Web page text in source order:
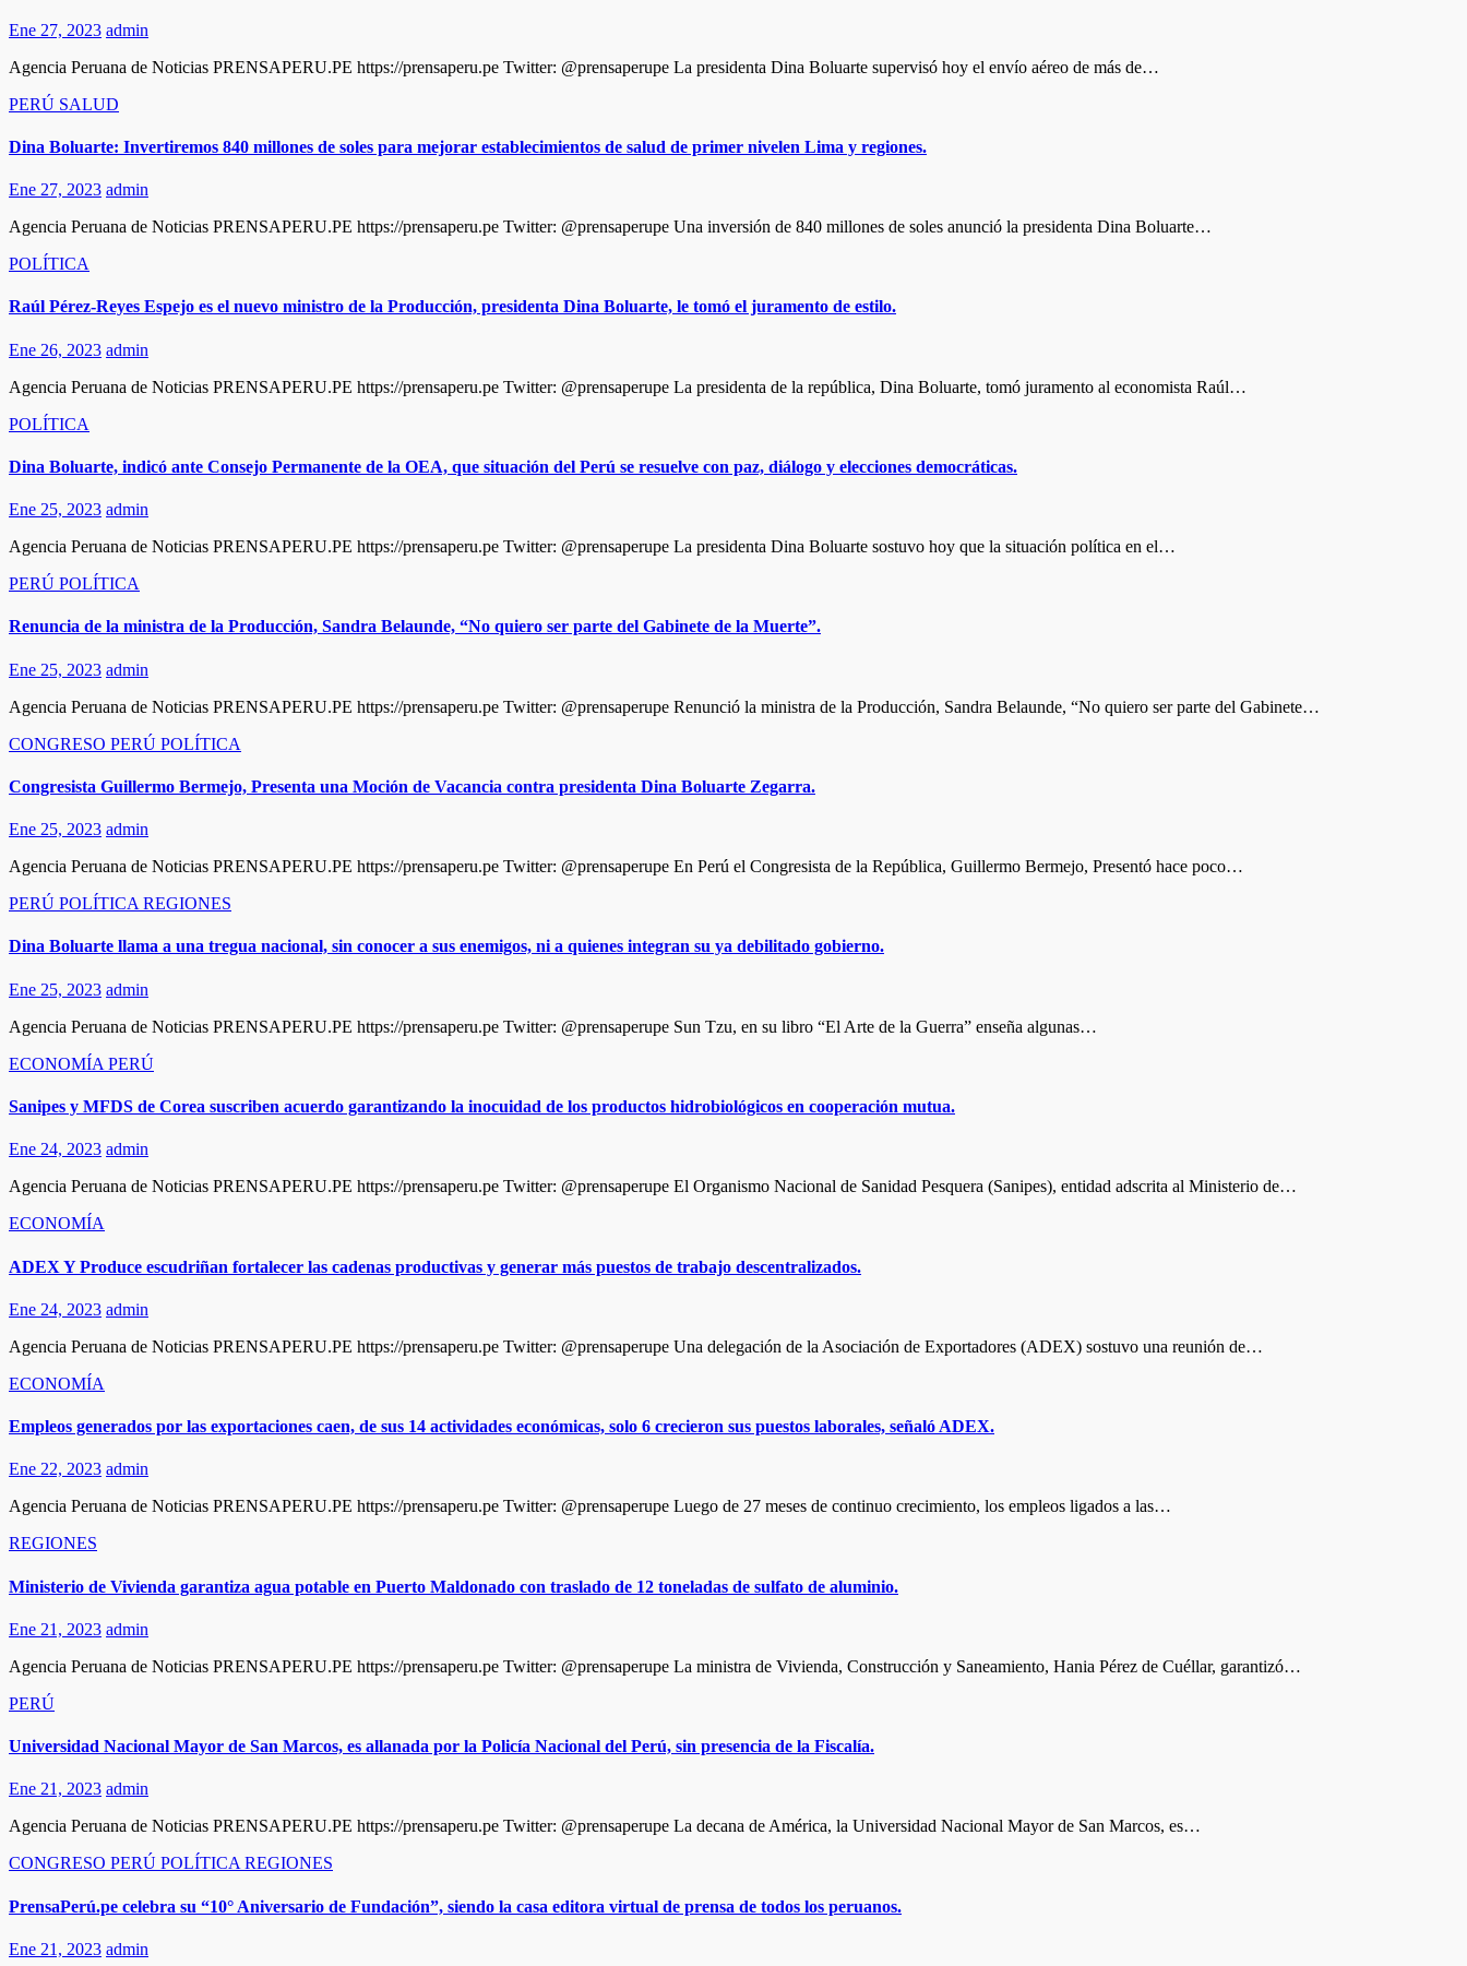
Ene 27, 2023 admin
Agencia Peruana de Noticias PRENSAPERU.PE https://prensaperu.pe Twitter: @prensaperupe La presidenta Dina Boluarte supervisó hoy el envío aéreo de más de…
PERÚ SALUD
Dina Boluarte: Invertiremos 840 millones de soles para mejorar establecimientos de salud de primer nivelen Lima y regiones.
Ene 27, 2023 admin
Agencia Peruana de Noticias PRENSAPERU.PE https://prensaperu.pe Twitter: @prensaperupe Una inversión de 840 millones de soles anunció la presidenta Dina Boluarte…
POLÍTICA
Raúl Pérez-Reyes Espejo es el nuevo ministro de la Producción, presidenta Dina Boluarte, le tomó el juramento de estilo.
Ene 26, 2023 admin
Agencia Peruana de Noticias PRENSAPERU.PE https://prensaperu.pe Twitter: @prensaperupe La presidenta de la república, Dina Boluarte, tomó juramento al economista Raúl…
POLÍTICA
Dina Boluarte, indicó ante Consejo Permanente de la OEA, que situación del Perú se resuelve con paz, diálogo y elecciones democráticas.
Ene 25, 2023 admin
Agencia Peruana de Noticias PRENSAPERU.PE https://prensaperu.pe Twitter: @prensaperupe La presidenta Dina Boluarte sostuvo hoy que la situación política en el…
PERÚ POLÍTICA
Renuncia de la ministra de la Producción, Sandra Belaunde, “No quiero ser parte del Gabinete de la Muerte”.
Ene 25, 2023 admin
Agencia Peruana de Noticias PRENSAPERU.PE https://prensaperu.pe Twitter: @prensaperupe Renunció la ministra de la Producción, Sandra Belaunde, “No quiero ser parte del Gabinete…
CONGRESO PERÚ POLÍTICA
Congresista Guillermo Bermejo, Presenta una Moción de Vacancia contra presidenta Dina Boluarte Zegarra.
Ene 25, 2023 admin
Agencia Peruana de Noticias PRENSAPERU.PE https://prensaperu.pe Twitter: @prensaperupe En Perú el Congresista de la República, Guillermo Bermejo, Presentó hace poco…
PERÚ POLÍTICA REGIONES
Dina Boluarte llama a una tregua nacional, sin conocer a sus enemigos, ni a quienes integran su ya debilitado gobierno.
Ene 25, 2023 admin
Agencia Peruana de Noticias PRENSAPERU.PE https://prensaperu.pe Twitter: @prensaperupe Sun Tzu, en su libro “El Arte de la Guerra” enseña algunas…
ECONOMÍA PERÚ
Sanipes y MFDS de Corea suscriben acuerdo garantizando la inocuidad de los productos hidrobiológicos en cooperación mutua.
Ene 24, 2023 admin
Agencia Peruana de Noticias PRENSAPERU.PE https://prensaperu.pe Twitter: @prensaperupe El Organismo Nacional de Sanidad Pesquera (Sanipes), entidad adscrita al Ministerio de…
ECONOMÍA
ADEX Y Produce escudriñan fortalecer las cadenas productivas y generar más puestos de trabajo descentralizados.
Ene 24, 2023 admin
Agencia Peruana de Noticias PRENSAPERU.PE https://prensaperu.pe Twitter: @prensaperupe Una delegación de la Asociación de Exportadores (ADEX) sostuvo una reunión de…
ECONOMÍA
Empleos generados por las exportaciones caen, de sus 14 actividades económicas, solo 6 crecieron sus puestos laborales, señaló ADEX.
Ene 22, 2023 admin
Agencia Peruana de Noticias PRENSAPERU.PE https://prensaperu.pe Twitter: @prensaperupe Luego de 27 meses de continuo crecimiento, los empleos ligados a las…
REGIONES
Ministerio de Vivienda garantiza agua potable en Puerto Maldonado con traslado de 12 toneladas de sulfato de aluminio.
Ene 21, 2023 admin
Agencia Peruana de Noticias PRENSAPERU.PE https://prensaperu.pe Twitter: @prensaperupe La ministra de Vivienda, Construcción y Saneamiento, Hania Pérez de Cuéllar, garantizó…
PERÚ
Universidad Nacional Mayor de San Marcos, es allanada por la Policía Nacional del Perú, sin presencia de la Fiscalía.
Ene 21, 2023 admin
Agencia Peruana de Noticias PRENSAPERU.PE https://prensaperu.pe Twitter: @prensaperupe La decana de América, la Universidad Nacional Mayor de San Marcos, es…
CONGRESO PERÚ POLÍTICA REGIONES
PrensaPerú.pe celebra su “10° Aniversario de Fundación”, siendo la casa editora virtual de prensa de todos los peruanos.
Ene 21, 2023 admin